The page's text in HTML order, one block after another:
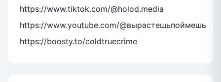
https://www.tiktok.com/@holod.media
https://www.youtube.com/@вырастешьпоймешь
https://boosty.to/coldtruecrime